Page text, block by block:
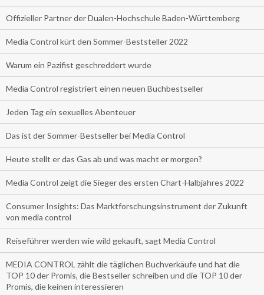
Offizieller Partner der Dualen-Hochschule Baden-Württemberg
Media Control kürt den Sommer-Beststeller 2022
Warum ein Pazifist geschreddert wurde
Media Control registriert einen neuen Buchbestseller
Jeden Tag ein sexuelles Abenteuer
Das ist der Sommer-Bestseller bei Media Control
Heute stellt er das Gas ab und was macht er morgen?
Media Control zeigt die Sieger des ersten Chart-Halbjahres 2022
Consumer Insights: Das Marktforschungsinstrument der Zukunft
von media control
Reiseführer werden wie wild gekauft, sagt Media Control
MEDIA CONTROL zählt die täglichen Buchverkäufe und hat die
TOP 10 der Promis, die Bestseller schreiben und die TOP 10 der
Promis, die keinen interessieren